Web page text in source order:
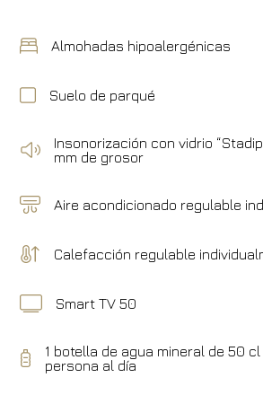
Almohadas hipoalergénicas
Suelo de parqué
Insonorización con vidrio
mm de grosor
Aire acondicionado regulable
Calefacción regulable
Smart TV 50
1 botella de agua mineral de 50
persona al día